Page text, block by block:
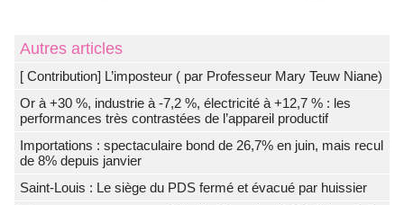
Autres articles
[ Contribution] L’imposteur ( par Professeur Mary Teuw Niane)
Or à +30 %, industrie à -7,2 %, électricité à +12,7 % : les
performances très contrastées de l’appareil productif
Importations : spectaculaire bond de 26,7% en juin, mais recul
de 8% depuis janvier
Saint-Louis : Le siège du PDS fermé et évacué par huissier